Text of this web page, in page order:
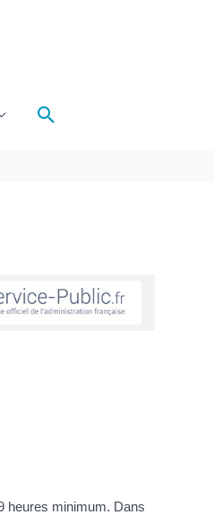
Rechercher
heures minimum. Dans